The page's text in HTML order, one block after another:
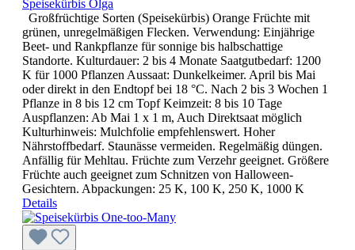
Speisekürbis Olga
Großfrüchtige Sorten (Speisekürbis) Orange Früchte mit
grünen, unregelmäßigen Flecken. Verwendung: Einjährige
Beet- und Rankpflanze für sonnige bis halbschattige
Standorte. Kulturdauer: 2 bis 4 Monate Saatgutbedarf: 1200
K für 1000 Pflanzen Aussaat: Dunkelkeimer. April bis Mai
oder direkt in den Endtopf bei 18 °C. Nach 2 bis 3 Wochen 1
Pflanze in 8 bis 12 cm Topf Keimzeit: 8 bis 10 Tage
Auspflanzen: Ab Mai 1 x 1 m, Auch Direktsaat möglich
Kulturhinweis: Mulchfolie empfehlenswert. Hoher
Nährstoffbedarf. Staunässe vermeiden. Regelmäßig düngen.
Anfällig für Mehltau. Früchte zum Verzehr geeignet. Größere
Früchte auch geeignet zum Schnitzen von Halloween-
Gesichtern. Abpackungen: 25 K, 100 K, 250 K, 1000 K
Details